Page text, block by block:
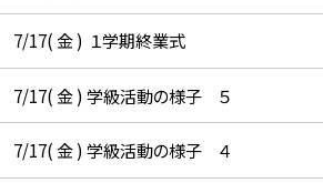
7/17( 金 ) １学期終業式
7/17( 金 ) 学級活動の様子 ５
7/17( 金 ) 学級活動の様子 ４